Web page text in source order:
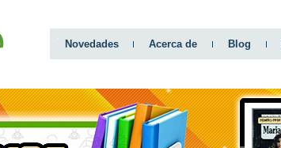
Novedades Acerca de Blog